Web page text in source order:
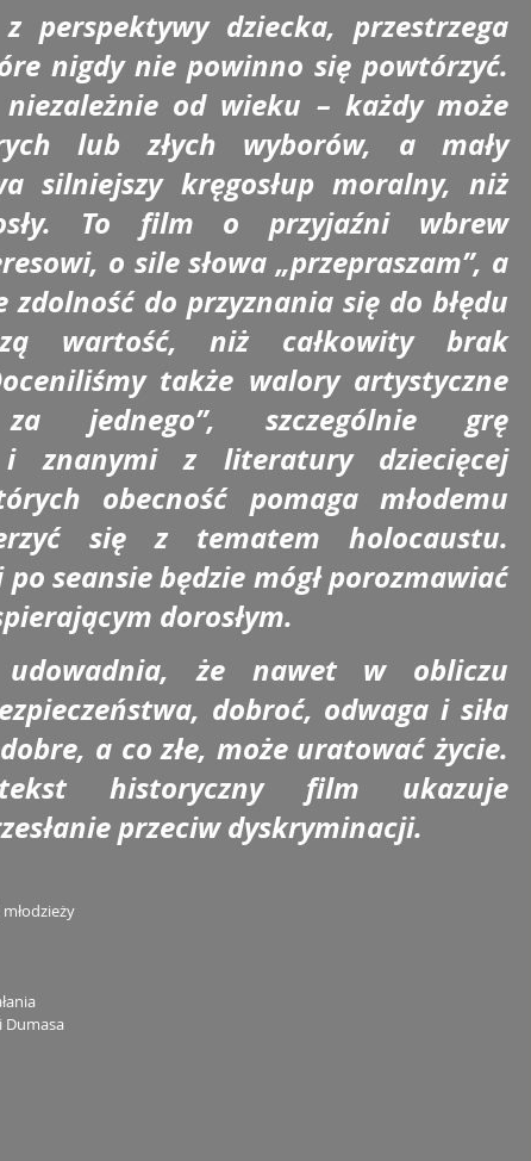
perspektywy dziecka, przestrzega
nigdy nie powinno się powtórzyć.
od wieku – każdy może
lub złych wyborów, a mały
silniejszy kręgosłup moralny, niż
To film o przyjaźni wbrew
o sile słowa „przepraszam”, a
do przyznania się do błędu
wartość, niż całkowity brak
także walory artystyczne
za jednego”, szczególnie grę
i znanymi z literatury dziecięcej
obecność pomaga młodemu
się z tematem holocaustu.
po seansie będzie mógł porozmawiać
dorosłym.
że nawet w obliczu
dobroć, odwaga i siła
a co złe, może uratować życie.
historyczny film ukazuje
przeciw dyskryminacji.
Dumasa